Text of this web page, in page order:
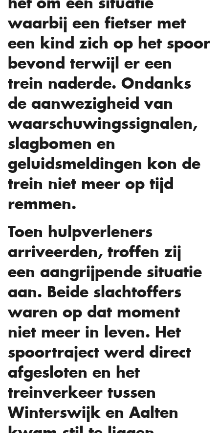
waarbij een fietser met
een kind zich op het spoor
bevond terwijl er een
trein naderde. Ondanks
de aanwezigheid van
waarschuwingssignalen,
slagbomen en
geluidsmeldingen kon de
trein niet meer op tijd
remmen.
Toen hulpverleners
arriveerden, troffen zij
een aangrijpende situatie
aan. Beide slachtoffers
waren op dat moment
niet meer in leven. Het
spoortraject werd direct
afgesloten en het
treinverkeer tussen
Winterswijk en Aalten